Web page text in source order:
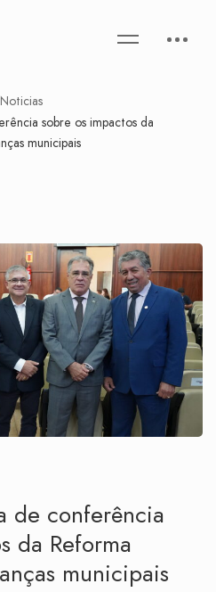
Noticias
sobre os impactos da
municipais
de conferência
da Reforma
municipais